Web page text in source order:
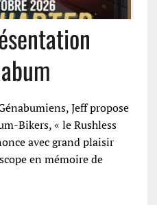
Jeff propose
Bikers, « le Rushless
avec grand plaisir
en mémoire de